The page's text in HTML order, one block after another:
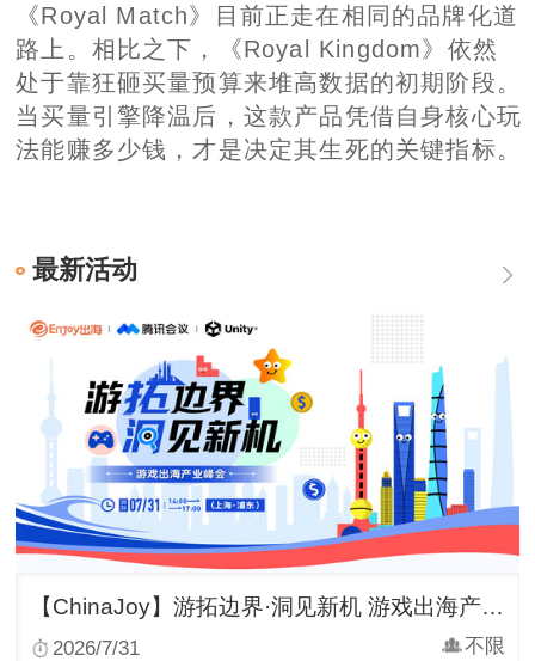
《Royal Match》目前正走在相同的品牌化道
路上。相比之下，《Royal Kingdom》依然
处于靠狂砸买量预算来堆高数据的初期阶段。
当买量引擎降温后，这款产品凭借自身核心玩
法能赚多少钱，才是决定其生死的关键指标。
最新活动
【ChinaJoy】游拓边界·洞见新机 游戏出海产业峰会
2026/7/31 不限